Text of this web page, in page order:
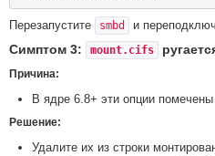
Перезапустите smbd и
Симптом 3: mount.cifs
Причина:
В ядре 6.8+ эти опции помечены
Решение:
Удалите их из строки